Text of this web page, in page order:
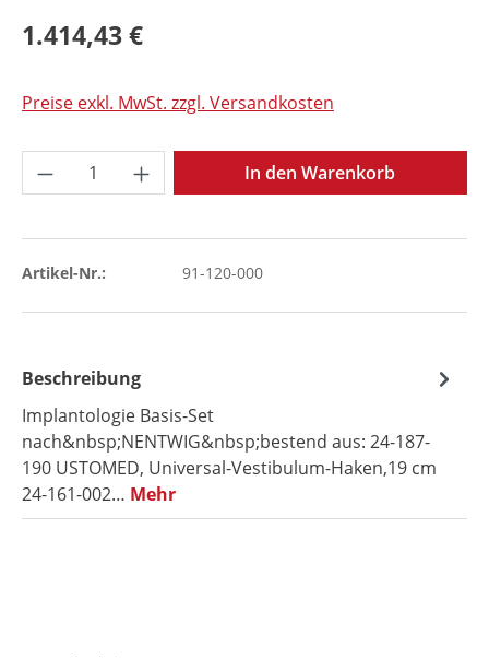
1.414,43 €
Preise exkl. MwSt. zzgl. Versandkosten
Produkt Anzahl: Gib den gewünschten
In den Warenkorb
Artikel-Nr.: 91-120-000
Beschreibung
Implantologie Basis-Set
nach&nbsp;NENTWIG&nbsp;bestend aus: 24-187-
190 USTOMED, Universal-Vestibulum-Haken,19 cm
24-161-002… Mehr